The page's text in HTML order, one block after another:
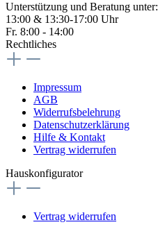
Unterstützung und Beratung unter:
13:00 & 13:30-17:00 Uhr
Fr. 8:00 - 14:00
Rechtliches
Impressum
AGB
Widerrufsbelehrung
Datenschutzerklärung
Hilfe & Kontakt
Vertrag widerrufen
Hauskonfigurator
Vertrag widerrufen